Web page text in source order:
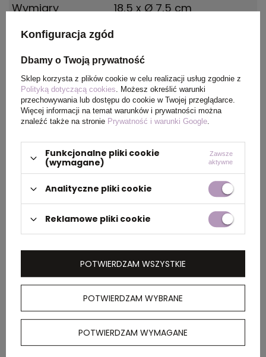
Wymiary
18,5 x Ø 7,5 cm
Waga
produktu (g)
73
Materiał HDPE Plastic, Polipropylen
biały, niebieski
PAKOWANIE
Wymiary
kartonu
zewnętrznego
58 x 31 x 38 cm
Waga
zewnętrznego
5 kg
Konfiguracja zgód
Dbamy o Twoją prywatność
Sklep korzysta z plików cookie w celu realizacji usług zgodnie z
Polityką dotyczącą cookies. Możesz określić warunki
przechowywania lub dostępu do cookie w Twojej przeglądarce.
Więcej informacji na temat warunków i prywatności można
znaleźć także na stronie Prywatność i warunki Google.
Funkcjonalne pliki cookie
(wymagane)
Zawsze
aktywne
Analityczne pliki cookie
Reklamowe pliki cookie
POTWIERDZAM WYBRANE
POTWIERDZAM WYMAGANE
POTWIERDZAM WSZYSTKIE